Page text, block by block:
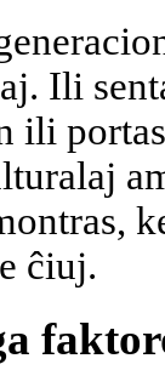
Ili
ili
ĉiuj.